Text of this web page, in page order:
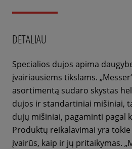
DETALIAU
Specialios dujos apima
įvairiausiems tikslams.
asortimentą sudaro skystas
dujos ir standartiniai mišiniai,
dujų mišiniai, pagaminti pagal
Produktų reikalavimai yra
įvairūs, kaip ir jų pritaikymas.